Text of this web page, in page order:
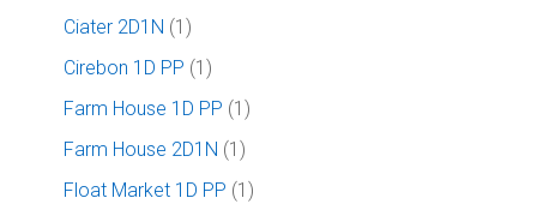
Ciater 2D1N (1)
Cirebon 1D PP (1)
Farm House 1D PP (1)
Farm House 2D1N (1)
Float Market 1D PP (1)